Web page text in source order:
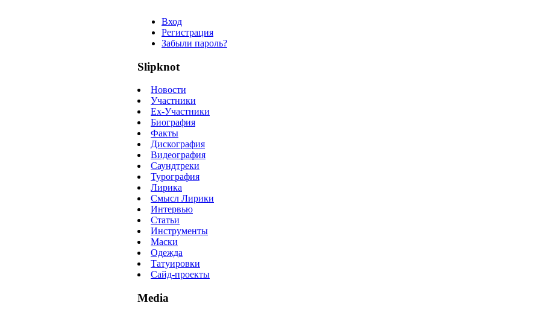
Вход
Регистрация
Забыли пароль?
Slipknot
Новости
Участники
Ex-Участники
Биография
Факты
Дискография
Видеография
Саундтреки
Турография
Лирика
Смысл Лирики
Интервью
Статьи
Инструменты
Маски
Одежда
Татуировки
Сайд-проекты
Media